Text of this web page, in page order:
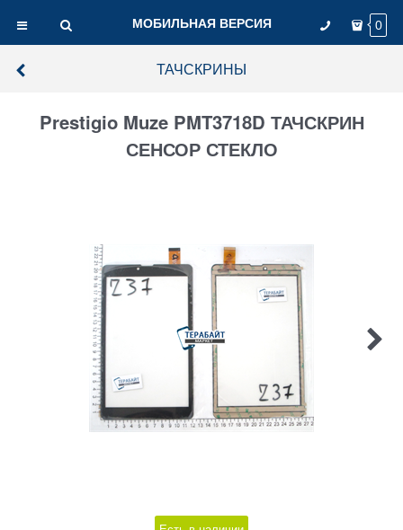
МОБИЛЬНАЯ ВЕРСИЯ 0
ТАЧСКРИНЫ
Prestigio Muze PMT3718D ТАЧСКРИН
СЕНСОР СТЕКЛО